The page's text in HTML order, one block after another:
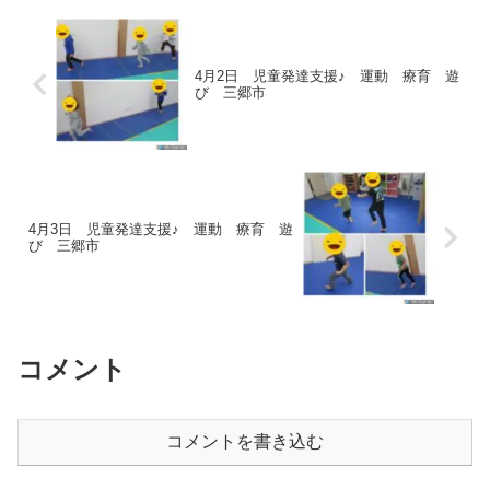
4月2日 児童発達支援♪ 運動 療育 遊
び 三郷市
4月3日 児童発達支援♪ 運動 療育 遊
び 三郷市
コメント
コメントを書き込む